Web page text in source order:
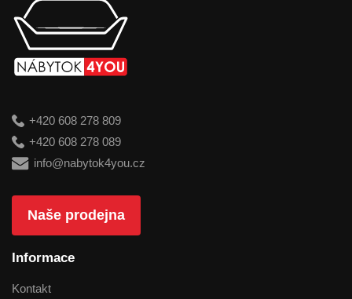
+420 608 278 809
+420 608 278 089
info@nabytok4you.cz
Naše prodejna
Informace
Kontakt